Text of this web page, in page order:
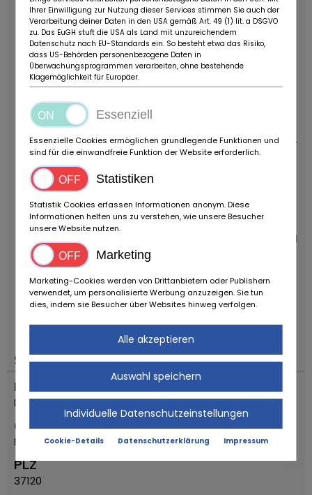
NebelscheinwerferHeizung & Lüftung mit Gebläse
Umfangreicher WerkzeugkastenDrehzahlmesser,
Tageskilometerzähler, ZeituhrÖldruck- und
WassertemperaturanzeigeRegelbare
Armaturenbeleuchtung
Schaumgummipolsterung, Liegesitze
Scheibenwaschanlage
MotorraumleuchteAbschließbarer TankdeckelLenk-
und ZündschlossSonderausstattung:Becker-
Autoradio mit automatischem Sendersuchlauf
Lederpolsterung in Beige
EinlegeteppicheWeißwandreifenEin
außergewöhnliches Sammlerfahrzeug mit
historischer Bedeutung, eleganter Linienführung und
technischer Raffinesse ideal für Kenner und
Liebhaber klassischer BMW-
Ikonen.ZUBEHÖRANGABEN OHNE GEWÄHR,
Änderungen, Zwischenverkauf und Irrtümer
Standort
Land
Deutschland
Ort
Bovenden
PLZ
37120
Ihrer Einwilligung zur Nutzung dieser Services stimmen Sie auch der
Verarbeitung deiner Daten in den USA gemäß Art. 49 (1) lit. a DSGVO
zu. Das EuGH stuft die USA als Land mit unzureichendem
Datenschutz nach EU-Standards ein. So besteht etwa das Risiko,
dass US-Behörden personenbezogene Daten in
Überwachungsprogrammen verarbeiten, ohne bestehende
Klagemöglichkeit für Europäer.
Essenziell
Essenzielle Cookies ermöglichen grundlegende Funktionen und
sind für die einwandfreie Funktion der Website erforderlich.
Statistiken
Statistik Cookies erfassen Informationen anonym. Diese
Informationen helfen uns zu verstehen, wie unsere Besucher
unsere Website nutzen.
Marketing
Marketing-Cookies werden von Drittanbietern oder Publishern
verwendet, um personalisierte Werbung anzuzeigen. Sie tun
dies, indem sie Besucher über Websites hinweg verfolgen.
Alle akzeptieren
Auswahl speichern
Individuelle Datenschutzeinstellungen
Cookie-Details Datenschutzerklärung Impressum